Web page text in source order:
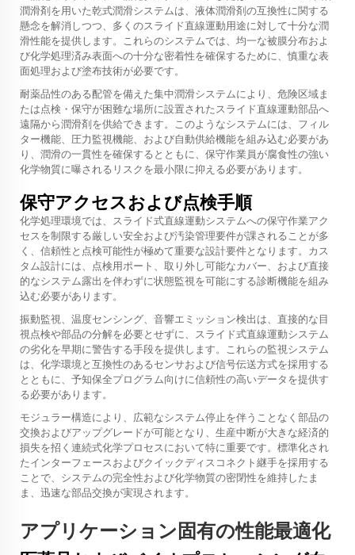
潤滑剤を用いた乾式潤滑システムは、液体潤滑剤の互換性に関する
懸念を解消しつつ、多くのスライド直線運動用途に対して十分な潤
滑性能を提供します。これらのシステムでは、均一な被膜分布およ
び化学処理済み表面への十分な密着性を確保するために、慎重な表
面処理および塗布技術が必要です。
耐薬品性のある配管を備えた集中潤滑システムにより、危険区域ま
たは点検・保守が困難な場所に設置されたスライド直線運動部品へ
遠隔から潤滑剤を供給できます。このようなシステムには、フィル
ター機能、圧力監視機能、および自動供給機能を組み込む必要があ
り、潤滑の一貫性を確保するとともに、保守作業員が腐食性の強い
化学物質に曝されるリスクを最小限に抑える必要があります。
保守アクセスおよび点検手順
化学処理環境では、スライド式直線運動システムへの保守作業アク
セスを制限する厳しい安全および汚染管理要件が課されることが多
く、信頼性と点検可能性が極めて重要な設計要件となります。カス
タム設計には、点検用ポート、取り外し可能なカバー、および直接
的なシステム露出を伴わずに状態監視を可能にする診断機能を組み
込む必要があります。
振動監視、温度センシング、音響エミッション検出は、直接的な目
視点検や部品の分解を必要とせずに、スライド式直線運動システム
の劣化を早期に警告する手段を提供します。これらの監視システム
は、化学環境と互換性のあるセンサおよび信号伝送方式を採用する
とともに、予知保全プログラム向けに信頼性の高いデータを提供す
る必要があります。
モジュラー構造により、広範なシステム停止を伴うことなく部品の
交換およびアップグレードが可能となり、生産中断が大きな経済的
損失を招く連続式化学プロセスにおいて特に重要です。標準化され
たインターフェースおよびクイックディスコネクト継手を採用する
ことで、システムの完全性および化学物質の密閉性を維持したま
ま、迅速な部品交換が実現されます。
アプリケーション固有の性能最適化